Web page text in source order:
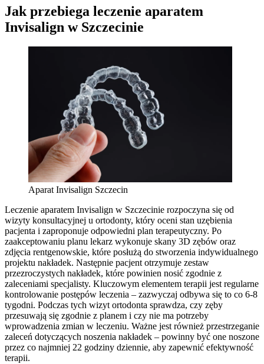
Jak przebiega leczenie aparatem
Invisalign w Szczecinie
Aparat Invisalign Szczecin
Leczenie aparatem Invisalign w Szczecinie rozpoczyna się od
wizyty konsultacyjnej u ortodonty, który oceni stan uzębienia
pacjenta i zaproponuje odpowiedni plan terapeutyczny. Po
zaakceptowaniu planu lekarz wykonuje skany 3D zębów oraz
zdjęcia rentgenowskie, które posłużą do stworzenia indywidualnego
projektu nakładek. Następnie pacjent otrzymuje zestaw
przezroczystych nakładek, które powinien nosić zgodnie z
zaleceniami specjalisty. Kluczowym elementem terapii jest regularne
kontrolowanie postępów leczenia – zazwyczaj odbywa się to co 6-8
tygodni. Podczas tych wizyt ortodonta sprawdza, czy zęby
przesuwają się zgodnie z planem i czy nie ma potrzeby
wprowadzenia zmian w leczeniu. Ważne jest również przestrzeganie
zaleceń dotyczących noszenia nakładek – powinny być one noszone
przez co najmniej 22 godziny dziennie, aby zapewnić efektywność
terapii.